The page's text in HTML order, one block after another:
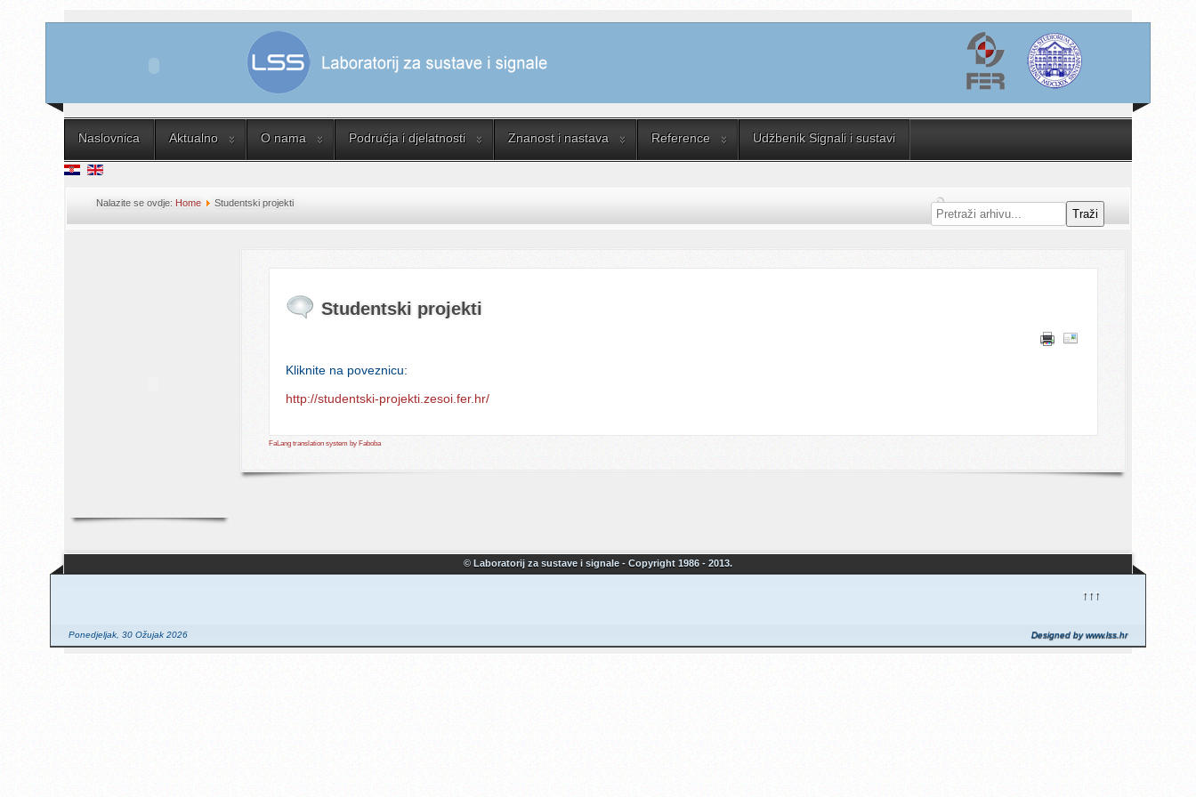
Naslovnica Aktualno O nama Područja i djelatnosti Znanost i nastava Reference Udžbenik Signali i sustavi
Nalazite se ovdje:Home Studentski projekti
Traži
Studentski projekti
Kliknite na poveznicu:
http://studentski-projekti.zesoi.fer.hr/
FaLang translation system by Faboba
© Laboratorij za sustave i signale - Copyright 1986 - 2013.
↑↑↑
Ponedjeljak, 30 Ožujak 2026 Designed by www.lss.hr